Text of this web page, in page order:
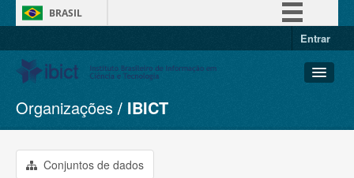
BRASIL
Entrar
Conjuntos de dados
Organizações
Grupos
Organizações IBICT
Conjuntos de dados